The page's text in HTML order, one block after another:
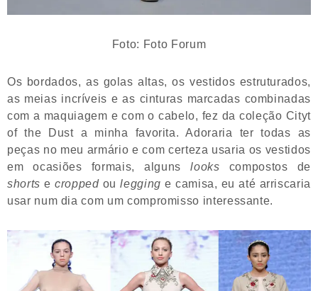
Foto: Foto Forum
Os bordados, as golas altas, os vestidos estruturados,
as meias incríveis e as cinturas marcadas combinadas
com a maquiagem e com o cabelo, fez da coleção Cityt
of the Dust a minha favorita. Adoraria ter todas as
peças no meu armário e com certeza usaria os vestidos
em ocasiões formais, algunslooks compostos de
shorts ecroppedoulegging e camisa, eu até arriscaria
usar num dia com um compromisso interessante.